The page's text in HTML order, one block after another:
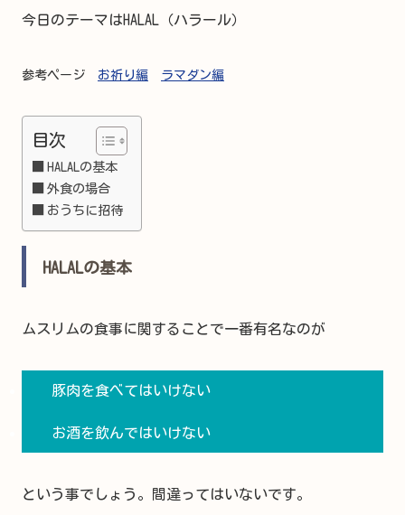
今日のテーマはHALAL（ハラール）
参考ページ お祈り編 ラマダン編
目次
HALALの基本
外食の場合
おうちに招待
HALALの基本
ムスリムの食事に関することで一番有名なのが
豚肉を食べてはいけない
お酒を飲んではいけない
という事でしょう。間違ってはいないです。